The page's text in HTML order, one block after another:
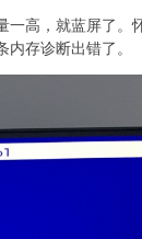
一高，就蓝屏了。
存诊断出错了。